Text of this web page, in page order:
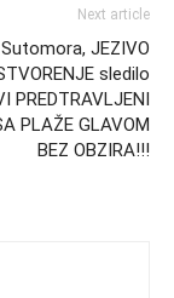
Next article
JEZIVO
sledilo
PREDTRAVLJENI
PLAŽE GLAVOM
BEZ OBZIRA!!!